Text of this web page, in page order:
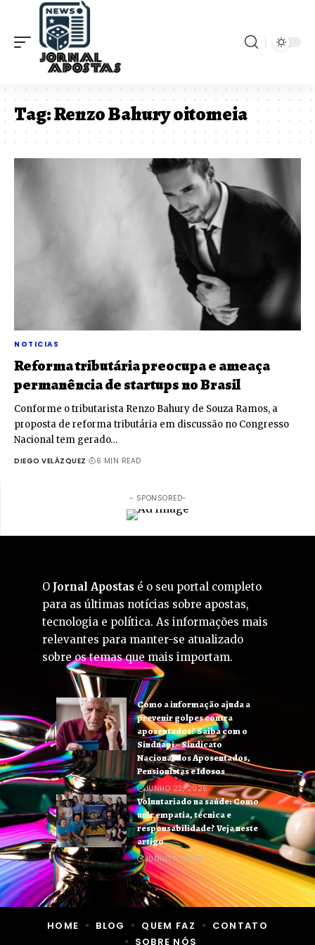
Tag:Renzo Bahury oitomeia
NOTICIAS
Reforma tributária preocupa e ameaça
permanência de startups no Brasil
Conforme o tributarista Renzo Bahury de Souza Ramos, a
proposta de reforma tributária em discussão no Congresso
Nacional tem gerado…
DIEGO VELÁZQUEZ 6 MIN READ
- SPONSORED-
O Jornal Apostas é o seu portal completo
para as últimas notícias sobre apostas,
tecnologia e política. As informações mais
relevantes para manter-se atualizado
sobre os temas que mais importam.
Como a informação ajuda a
prevenir golpes contra
aposentados? Saiba com o
Sindnapi – Sindicato
Nacional dos Aposentados,
Pensionistas e Idosos
JUNHO 23, 2026
Voluntariado na saúde: Como
unir empatia, técnica e
responsabilidade? Veja neste
artigo
JUNHO 11, 2026
HOME BLOG QUEM FAZ
CONTATO
SOBRE NÓS